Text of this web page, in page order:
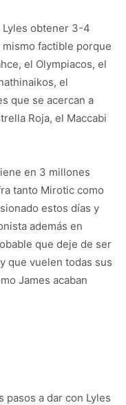
Lyles obtener 3-4
factible porque
el Olympiacos, el
el
que se acercan a
Roja, el Maccabi
en 3 millones
tanto Mirotic como
estos días y
además en
que deje de ser
que vuelen todas sus
James acaban
pasos a dar con Lyles